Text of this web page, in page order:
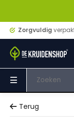
Zorgvuldig
Terug